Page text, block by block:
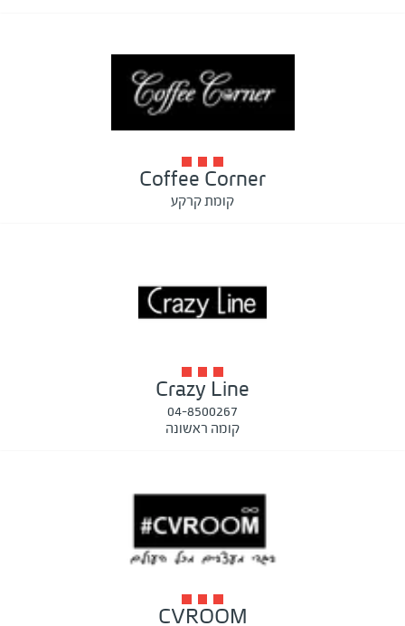
Coffee Corner
קומת קרקע
Crazy Line
04-8500267
קומה ראשונה
CVROOM